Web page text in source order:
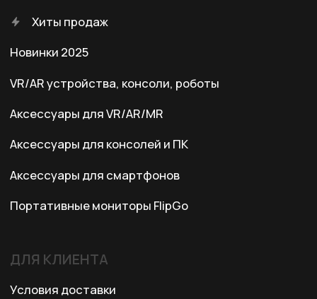
© 2024 XRTech. All Rights Reserved.
Разработка сайта
Заказать звонок
Казахстан, Алматы, ул. Карасай
батыра, БЦ Карасай, блок В,
3 этаж, 301 офис
Адрес: